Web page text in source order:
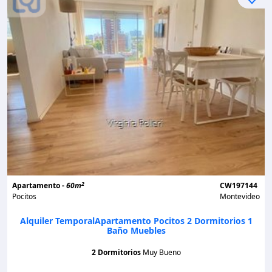
Apartamento -60m2
Pocitos
CW197144
Montevideo
Alquiler TemporalApartamento Pocitos 2 Dormitorios 1
Baño Muebles
2 Dormitorios Muy Bueno